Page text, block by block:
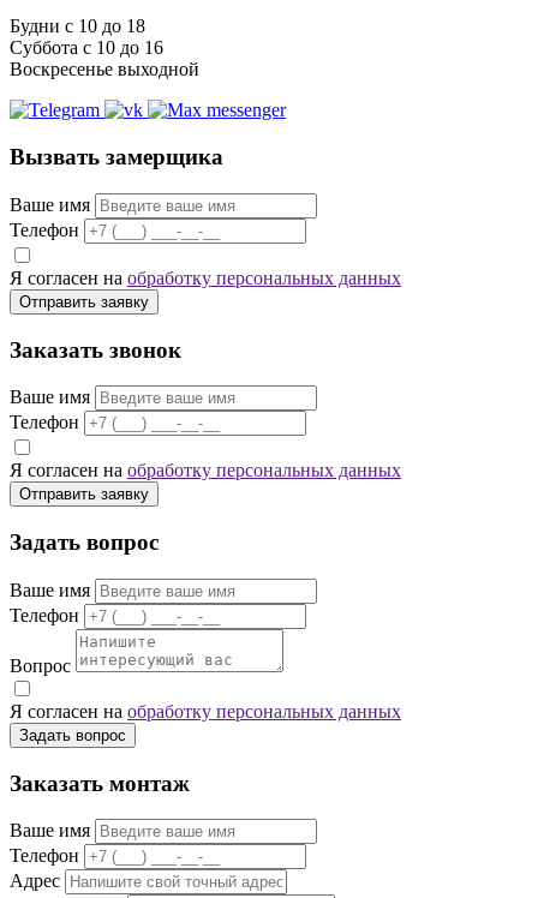
Будни с 10 до 18
Суббота с 10 до 16
Воскресенье выходной
Вызвать замерщика
Ваше имя
Телефон
Я согласен на обработку персональных данных
Отправить заявку
Заказать звонок
Ваше имя
Телефон
Я согласен на обработку персональных данных
Отправить заявку
Задать вопрос
Ваше имя
Телефон
Вопрос
Я согласен на обработку персональных данных
Задать вопрос
Заказать монтаж
Ваше имя
Телефон
Адрес